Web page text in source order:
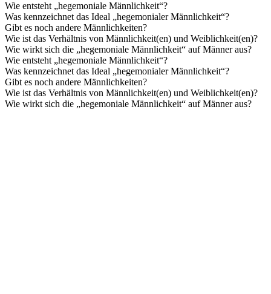
Wie entsteht „hegemoniale Männlichkeit“?
Was kennzeichnet das Ideal „hegemonialer Männlichkeit“?
Gibt es noch andere Männlichkeiten?
Wie ist das Verhältnis von Männlichkeit(en) und Weiblichkeit(en)?
Wie wirkt sich die „hegemoniale Männlichkeit“ auf Männer aus?
Wie entsteht „hegemoniale Männlichkeit“?
Was kennzeichnet das Ideal „hegemonialer Männlichkeit“?
Gibt es noch andere Männlichkeiten?
Wie ist das Verhältnis von Männlichkeit(en) und Weiblichkeit(en)?
Wie wirkt sich die „hegemoniale Männlichkeit“ auf Männer aus?